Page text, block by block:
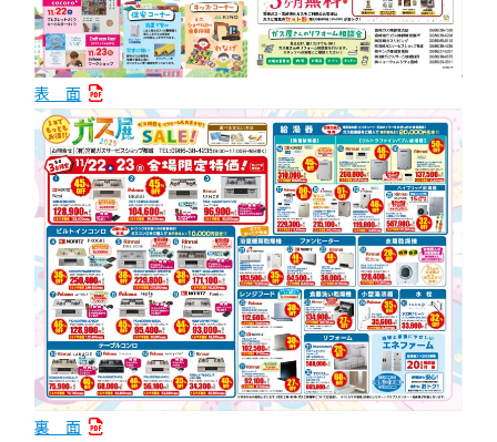
表 面
裏 面